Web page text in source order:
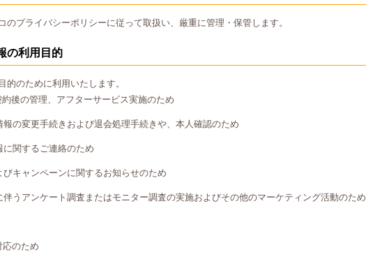
のプライバシーポリシーに従って取扱い、厳重に管理・保管します。
の利用目的
のために利用いたします。
約後の管理、アフターサービス実施のため
報の変更手続きおよび退会処理手続きや、本人確認のため
に関するご連絡のため
びキャンペーンに関するお知らせのため
伴うアンケート調査またはモニター調査の実施およびその他のマーケティング活動のため
応のため